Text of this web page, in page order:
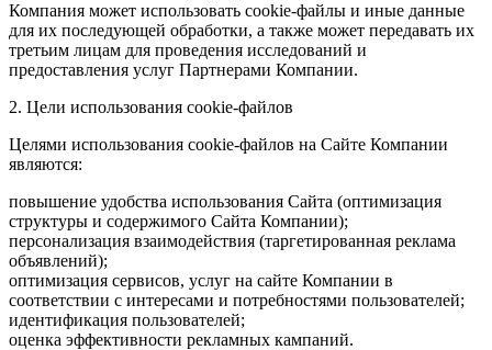
Компания может использовать cookie-файлы и иные данные
для их последующей обработки, а также может передавать их
третьим лицам для проведения исследований и
предоставления услуг Партнерами Компании.
2. Цели использования cookie-файлов
Целями использования cookie-файлов на Сайте Компании
являются:
повышение удобства использования Сайта (оптимизация
структуры и содержимого Сайта Компании);
персонализация взаимодействия (таргетированная реклама
объявлений);
оптимизация сервисов, услуг на сайте Компании в
соответствии с интересами и потребностями пользователей;
идентификация пользователей;
оценка эффективности рекламных кампаний.